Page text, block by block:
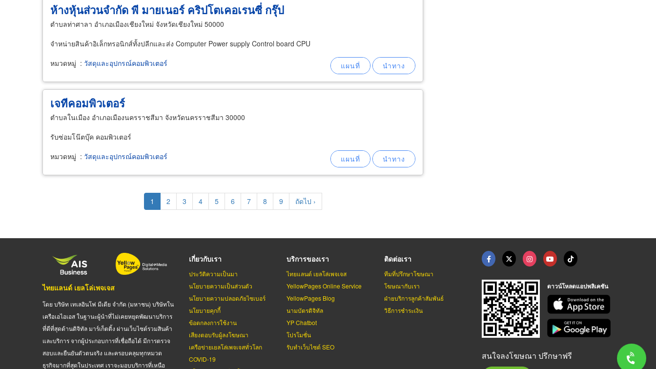
ห้างหุ้นส่วนจำกัด พี มายเนอร์ คริปโตเคอเรนซี่ กรุ๊ป
ตำบลท่าศาลา อำเภอเมืองเชียงใหม่ จังหวัดเชียงใหม่ 50000
จำหน่ายสินค้าอิเล็กทรอนิกส์ทั้งปลีกและส่ง Computer Power supply Control board CPU
หมวดหมู่ : วัสดุและอุปกรณ์คอมพิวเตอร์
เจทีคอมพิวเตอร์
ตำบลในเมือง อำเภอเมืองนครราชสีมา จังหวัดนครราชสีมา 30000
รับซ่อมโน๊ตบุ๊ค คอมพิวเตอร์
หมวดหมู่ : วัสดุและอุปกรณ์คอมพิวเตอร์
Current
page
1 Page
2 Page
3 Page
4 Page
5 Page
6 Page
7 Page
8 Page
9
Next
page
ถัดไป ›
ไทยแลนด์ เยลโล่เพจเจส
โดย บริษัท เทเลอินโฟ มีเดีย จำกัด (มหาชน) บริษัทใน
เครือเอไอเอส ในฐานะผู้นำที่ไม่เคยหยุดพัฒนาบริการ
ที่ดีที่สุดด้านดิจิทัล มาร์เก็ตติ้ง ผ่านเว็บไซต์รวมสินค้า
และบริการ จากผู้ประกอบการที่เชื่อถือได้ มีการตรวจ
สอบและยืนยันตัวตนจริง และครอบคลุมทุกหมวด
ธุรกิจมากที่สุดในประเทศ เราจะมอบบริการที่เหนือ
เกี่ยวกับเรา
ประวัติความเป็นมา
นโยบายความเป็นส่วนตัว
นโยบายความปลอดภัยไซเบอร์
นโยบายคุกกี้
ข้อตกลงการใช้งาน
เสียงตอบรับผู้ลงโฆษณา
เครือข่ายเยลโล่เพจเจสทั่วโลก
COVID-19
บริการของเรา
ไทยแลนด์ เยลโล่เพจเจส
YellowPages Online Service
YellowPages Blog
นามบัตรดิจิทัล
YP Chatbot
โปรโมชั่น
รับทำเว็บไซต์ SEO
ติดต่อเรา
ทีมที่ปรึกษาโฆษณา
โฆษณากับเรา
ฝ่ายบริการลูกค้าสัมพันธ์
วิธีการชำระเงิน
ดาวน์โหลดแอปพลิเคชัน
สนใจลงโฆษณา ปรึกษาฟรี